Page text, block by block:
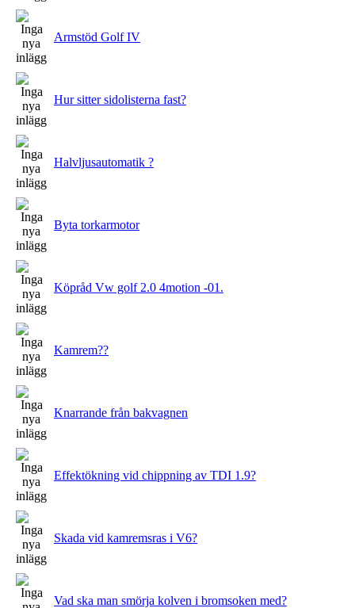
Armstöd Golf IV
Hur sitter sidolisterna fast?
Halvljusautomatik ?
Byta torkarmotor
Köpråd Vw golf 2.0 4motion -01.
Kamrem??
Knarrande från bakvagnen
Effektökning vid chippning av TDI 1.9?
Skada vid kamremsras i V6?
Vad ska man smörja kolven i bromsoken med?